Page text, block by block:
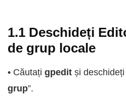
1.1 Deschideți
de grup locale
• Căutați gpedit și deschideți
grup”.